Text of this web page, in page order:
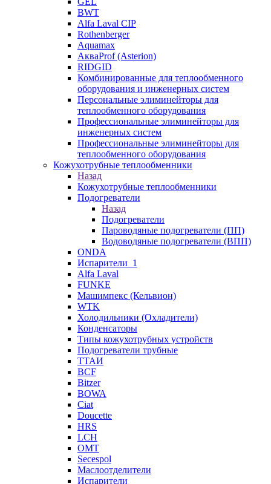
BWT
Alfa Laval CIP
Rothenberger
Aquamax
АкваProf (Asterion)
RIDGID
Комбинированные для теплообменного
оборудования и инженерных систем
Персональные элиминейторы для
теплообменного оборудования
Профессиональные элиминейторы для
инженерных систем
Профессиональные элиминейторы для
теплообменного оборудования
Кожухотрубные теплообменники
Назад
Кожухотрубные теплообменники
Подогреватели
Назад
Подогреватели
Пароводяные подогреватели (ПП)
Водоводяные подогреватели (ВПП)
ONDA
Испарители_1
Alfa Laval
FUNKE
Машимпекс (Кельвион)
WTK
Холодильники (Охладители)
Конденсаторы
Типы кожухотрубных устройств
Подогреватели трубные
ТТАИ
BCF
Bitzer
BOWA
Ciat
Doucette
HRS
LCH
OMT
Secespol
Маслоотделители
Испарители